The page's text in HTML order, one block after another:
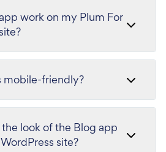
work on my Plum For
mobile-friendly?
look of the Blog app
site?